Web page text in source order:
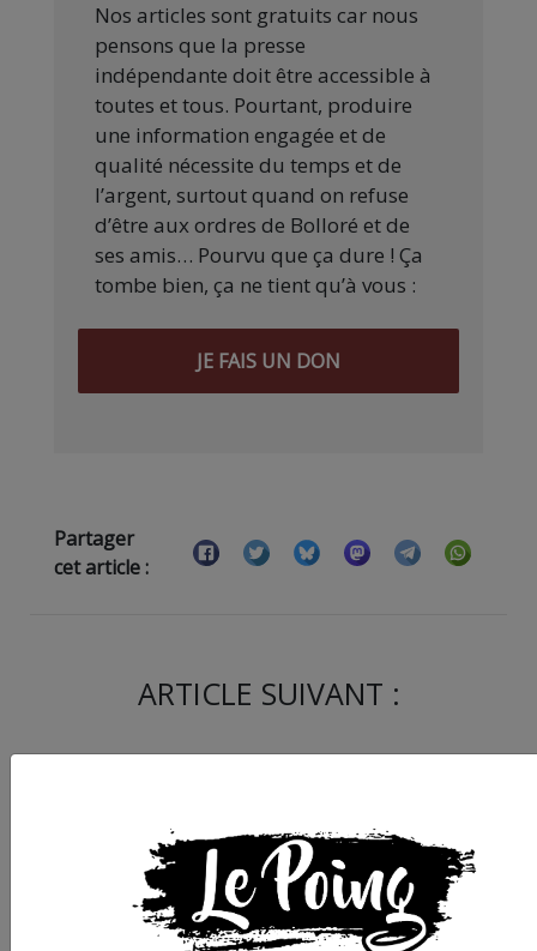
Nos articles sont gratuits car nous
pensons que la presse
indépendante doit être accessible à
toutes et tous. Pourtant, produire
une information engagée et de
qualité nécessite du temps et de
l’argent, surtout quand on refuse
d’être aux ordres de Bolloré et de
ses amis… Pourvu que ça dure ! Ça
tombe bien, ça ne tient qu’à vous :
JE FAIS UN DON
Partager
cet article :
ARTICLE SUIVANT :